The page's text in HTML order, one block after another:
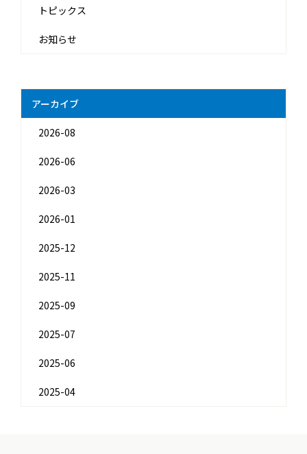
トピックス
お知らせ
アーカイブ
2026-08
2026-06
2026-03
2026-01
2025-12
2025-11
2025-09
2025-07
2025-06
2025-04